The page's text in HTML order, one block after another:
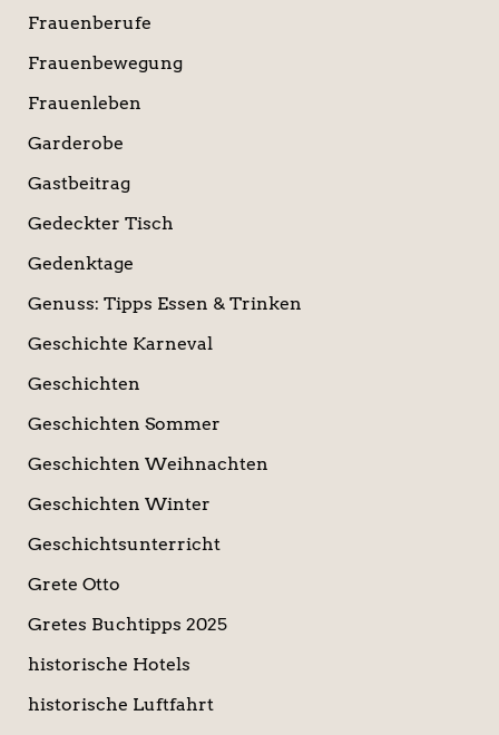
Frauenberufe
Frauenbewegung
Frauenleben
Garderobe
Gastbeitrag
Gedeckter Tisch
Gedenktage
Genuss: Tipps Essen & Trinken
Geschichte Karneval
Geschichten
Geschichten Sommer
Geschichten Weihnachten
Geschichten Winter
Geschichtsunterricht
Grete Otto
Gretes Buchtipps 2025
historische Hotels
historische Luftfahrt